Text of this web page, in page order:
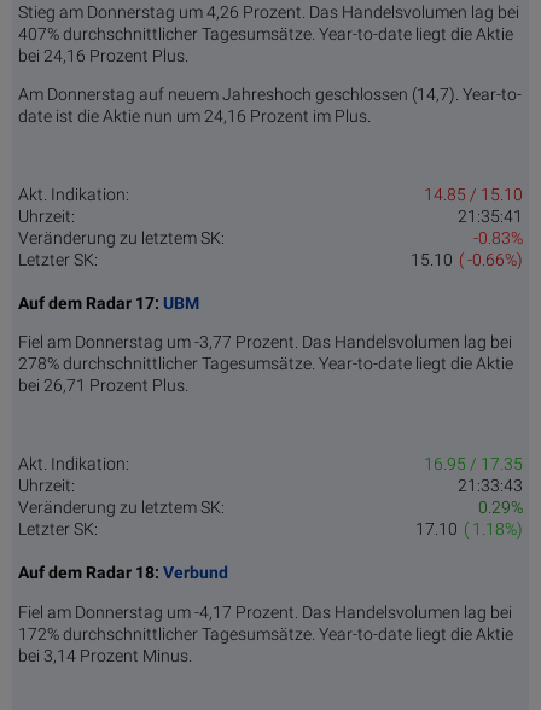
Stieg am Donnerstag um 4,26 Prozent. Das Handelsvolumen lag bei
407% durchschnittlicher Tagesumsätze. Year-to-date liegt die Aktie
bei 24,16 Prozent Plus.
Am Donnerstag auf neuem Jahreshoch geschlossen (14,7). Year-to-
date ist die Aktie nun um 24,16 Prozent im Plus.
Akt. Indikation:
14.85 / 15.10
Uhrzeit:
21:35:41
Veränderung zu letztem SK:
-0.83%
Letzter SK:
( -0.66%)
15.10
Auf dem Radar 17: UBM
Fiel am Donnerstag um -3,77 Prozent. Das Handelsvolumen lag bei
278% durchschnittlicher Tagesumsätze. Year-to-date liegt die Aktie
bei 26,71 Prozent Plus.
Akt. Indikation:
16.95 / 17.35
Uhrzeit:
21:33:43
Veränderung zu letztem SK:
0.29%
Letzter SK:
( 1.18%)
17.10
Auf dem Radar 18: Verbund
Fiel am Donnerstag um -4,17 Prozent. Das Handelsvolumen lag bei
172% durchschnittlicher Tagesumsätze. Year-to-date liegt die Aktie
bei 3,14 Prozent Minus.